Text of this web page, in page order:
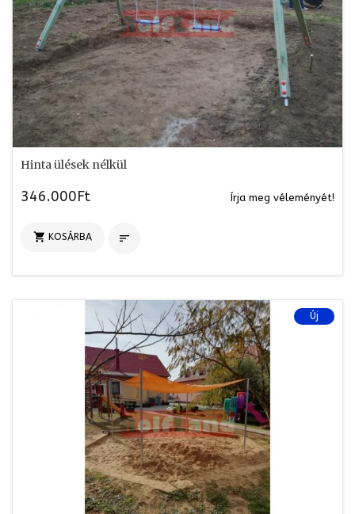
Hinta ülések nélkül
346.000Ft Írja meg véleményét!
 KOSÁRBA 
Új